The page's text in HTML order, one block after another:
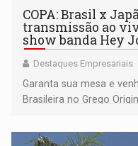
COPA: Brasil x
transmissão ao
show banda Hey
Destaques Empresariais
Garanta sua mesa e
Brasileira no Grego